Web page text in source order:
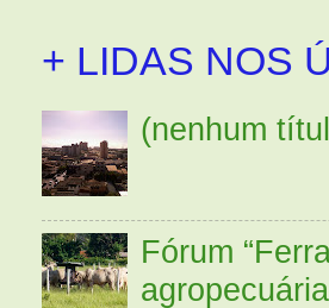
+ LIDAS NOS
(nenhum
Fórum